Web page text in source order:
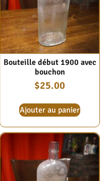
Bouteille début 1900 avec
bouchon
$25.00
Ajouter au panier